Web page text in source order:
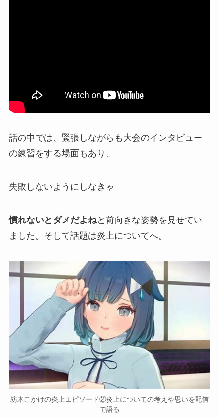
話の中では、緊張しながらも大会のインタビュー
の練習をする場面もあり、
失敗しないようにしなきゃ
慣れないとダメだよねと前向きな姿勢を見せてい
ました。そして話題は炎上についてへ。
紡木こかげの炎上エピソード②炎上についての考えや思いを配信
で語る